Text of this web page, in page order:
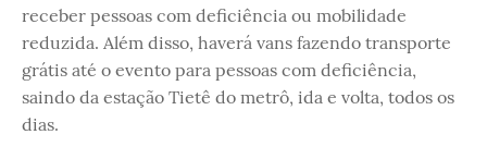
receber pessoas com deficiência ou mobilidade
reduzida. Além disso, haverá vans fazendo transporte
grátis até o evento para pessoas com deficiência,
saindo da estação Tietê do metrô, ida e volta, todos os
dias.